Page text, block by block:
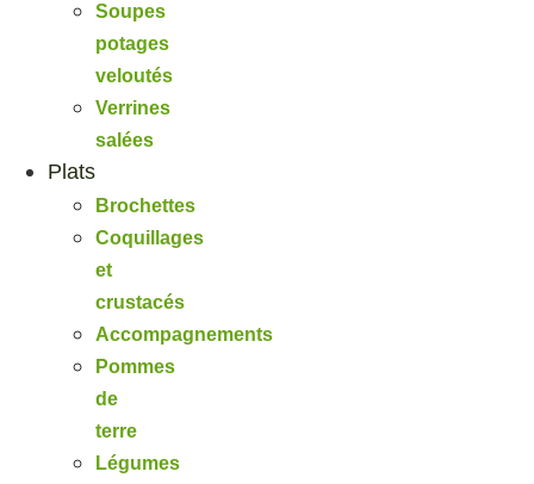
Soupes
potages
veloutés
Verrines
salées
Plats
Brochettes
Coquillages
et
crustacés
Accompagnements
Pommes
de
terre
Légumes